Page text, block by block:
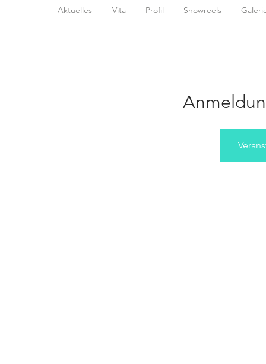
Aktuelles Vita Profil Showreels